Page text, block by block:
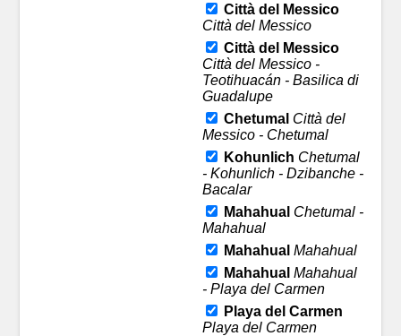
Città del Messico
Città del Messico
Città del Messico
Città del Messico -
Teotihuacán - Basilica di
Guadalupe
Chetumal Città del
Messico - Chetumal
Kohunlich Chetumal
- Kohunlich - Dzibanche -
Bacalar
Mahahual Chetumal -
Mahahual
Mahahual Mahahual
Mahahual Mahahual
- Playa del Carmen
Playa del Carmen
Playa del Carmen